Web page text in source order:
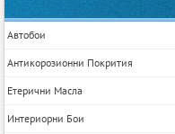
Автобои
Антикорозионни Покрития
Етерични Масла
Интериорни Бои